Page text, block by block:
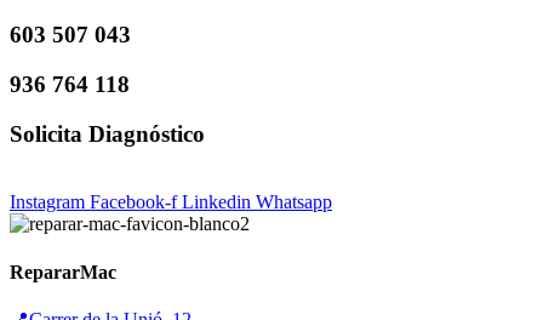
603 507 043
936 764 118
Solicita Diagnóstico
Instagram Facebook-f Linkedin Whatsapp
RepararMac